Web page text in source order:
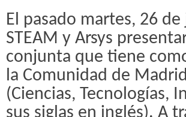
El pasado martes, 26
STEAM y Arsys
conjunta que tiene
la Comunidad de
(Ciencias, Tecnologías,
sus siglas en inglés). A